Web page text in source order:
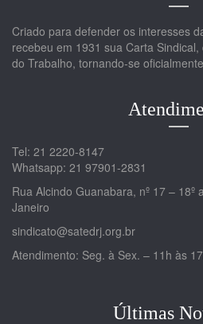
Criado para defender os interesses
recebeu em 1931 sua Carta
do Trabalho, tornando-se
Tel: 21 2220-8147
Whatsapp: 21 97901-2831
Rua Alcindo Guanabara, nº 17 – 18º
Janeiro
sindicato@satedrj.org.br
Atendimento: Seg. à Sex. – 11h às
Últimas